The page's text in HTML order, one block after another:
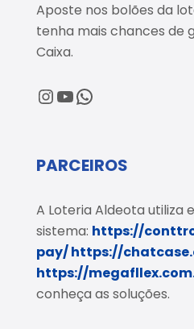
Aposte nos bolões da
tenha mais chances de
Caixa.
@loteriaaldeota
Central de Atendimento
PARCEIROS
A Loteria Aldeota utiliza
sistema: https://
pay/https://
https://
conheça as soluções.